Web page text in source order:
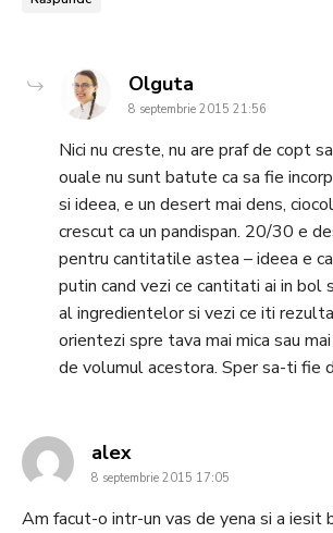
Olguta
8 septembrie 2015 21:56
Nici nu creste, nu are praf de copt
ouale nu sunt batute ca sa fie
si ideea, e un desert mai dens,
crescut ca un pandispan. 20/30 e
pentru cantitatile astea – ideea e
putin cand vezi ce cantitati ai in bol
al ingredientelor si vezi ce iti
orientezi spre tava mai mica sau
de volumul acestora. Sper sa-ti fie
alexsays:
8 septembrie 2015 17:05
Am facut-o intr-un vas de yena si a iesit